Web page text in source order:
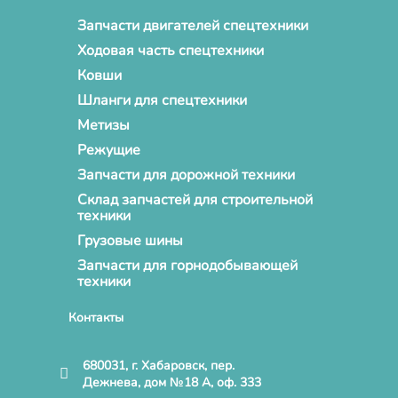
Запчасти двигателей спецтехники
Ходовая часть спецтехники
Ковши
Шланги для спецтехники
Метизы
Режущие
Запчасти для дорожной техники
Склад запчастей для строительной
техники
Грузовые шины
Запчасти для горнодобывающей
техники
Контакты
680031, г. Хабаровск, пер.
Дежнева, дом №18 А, оф. 333